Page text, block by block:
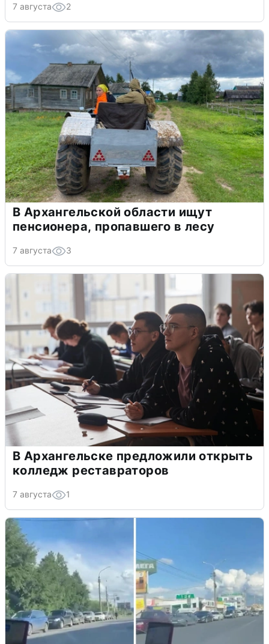
7 августа 2
В Архангельской области ищут
пенсионера, пропавшего в лесу
7 августа 3
В Архангельске предложили открыть
колледж реставраторов
7 августа 1